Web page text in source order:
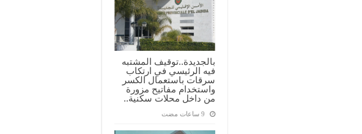
بالجديدة..توقيف المشتبه
فيه الرئيسي في ارتكاب
سرقات باستعمال الكسر
واستخدام مفاتيح مزورة
من داخل محلات سكنية..